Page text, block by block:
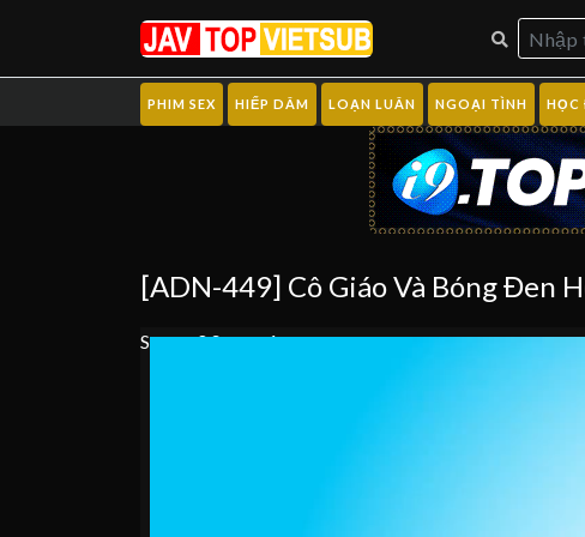
PHIM SEX HIẾP DÂM LOẠN LUÂN NGOẠI TÌNH HỌC
[ADN-449] Cô Giáo Và Bóng Đen
Server 0Server 1